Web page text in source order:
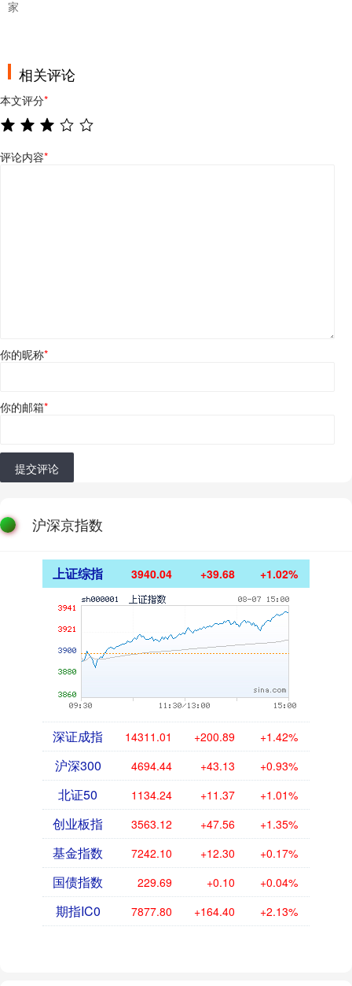
家
相关评论
本文评分*
评论内容*
你的昵称*
你的邮箱*
提交评论
沪深京指数
上证综指 3940.04 +39.68 +1.02%
深证成指 14311.01 +200.89 +1.42%
沪深300 4694.44 +43.13 +0.93%
北证50 1134.24 +11.37 +1.01%
创业板指 3563.12 +47.56 +1.35%
基金指数 7242.10 +12.30 +0.17%
国债指数 229.69 +0.10 +0.04%
期指IC0 7877.80 +164.40 +2.13%